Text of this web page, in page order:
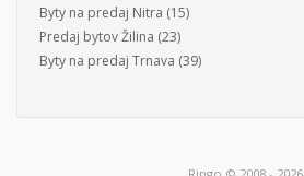
Byty na predaj Nitra (15)
Predaj bytov Žilina (23)
Byty na predaj Trnava (39)